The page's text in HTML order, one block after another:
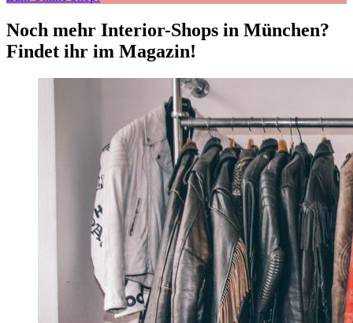
Noch mehr Interior-Shops in München?
Findet ihr im Magazin!